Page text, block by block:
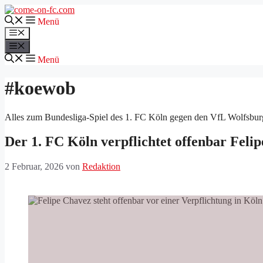
Zum
Inhalt
springen
Menü
Menü
Menü
#koewob
Alles zum Bundesliga-Spiel des 1. FC Köln gegen den VfL
Der 1. FC Köln verpflichtet offenbar
2 Februar, 2026 von Redaktion